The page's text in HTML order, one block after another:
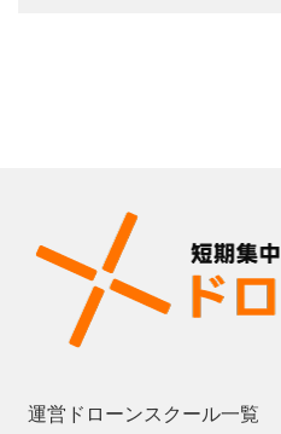
運営ドローンスクール一覧